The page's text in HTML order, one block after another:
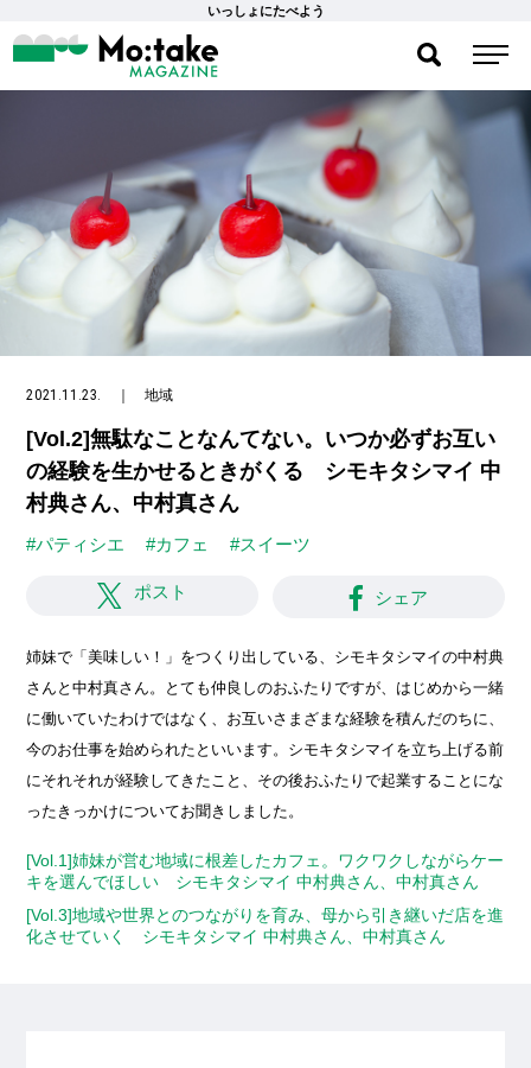
いっしょにたべよう
2021.11.23. ｜地域
[Vol.2]無駄なことなんてない。いつか必ずお互い
の経験を生かせるときがくる シモキタシマイ 中
村典さん、中村真さん
#パティシエ #カフェ #スイーツ
ポスト シェア
姉妹で「美味しい！」をつくり出している、シモキタシマイの中村典
さんと中村真さん。とても仲良しのおふたりですが、はじめから一緒
に働いていたわけではなく、お互いさまざまな経験を積んだのちに、
今のお仕事を始められたといいます。シモキタシマイを立ち上げる前
にそれそれが経験してきたこと、その後おふたりで起業することにな
ったきっかけについてお聞きしました。
[Vol.1]姉妹が営む地域に根差したカフェ。ワクワクしながらケー
キを選んでほしい シモキタシマイ 中村典さん、中村真さん
[Vol.3]地域や世界とのつながりを育み、母から引き継いだ店を進
化させていく シモキタシマイ 中村典さん、中村真さん